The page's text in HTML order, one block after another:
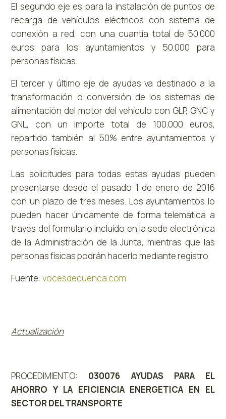
El segundo eje es para la instalación de puntos de
recarga de vehículos eléctricos con sistema de
conexión a red, con una cuantía total de 50.000
euros para los ayuntamientos y 50.000 para
personas físicas.
El tercer y último eje de ayudas va destinado a la
transformación o conversión de los sistemas de
alimentación del motor del vehículo con GLP, GNC y
GNL, con un importe total de 100.000 euros,
repartido también al 50% entre ayuntamientos y
personas físicas.
Las solicitudes para todas estas ayudas pueden
presentarse desde el pasado 1 de enero de 2016
con un plazo de tres meses. Los ayuntamientos lo
pueden hacer únicamente de forma telemática a
través del formulario incluido en la sede electrónica
de la Administración de la Junta, mientras que las
personas físicas podrán hacerlo mediante registro.
Fuente:vocesdecuenca.com
Actualización
PROCEDIMIENTO: 030076 AYUDAS PARA EL
AHORRO Y LA EFICIENCIA ENERGETICA EN EL
SECTOR DEL TRANSPORTE